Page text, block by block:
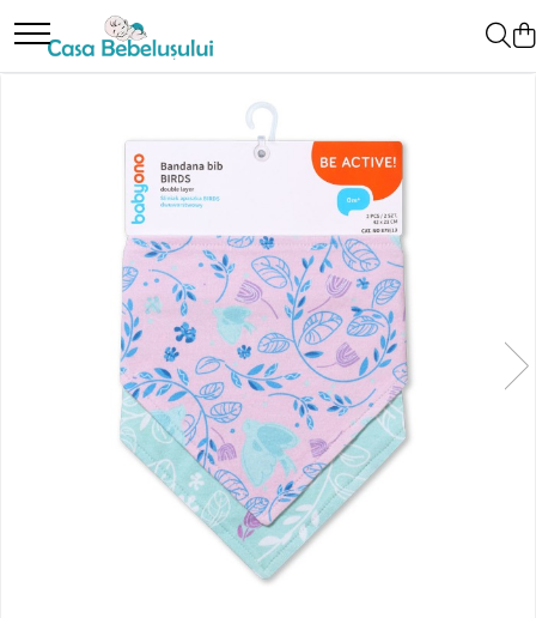
Toate Produsele
Accesorii carucioare
Aparate de sanatate si ingrijire copii
Cantare bebelusi si copii
Termometre copii
Accesorii ingrijire copii
Bureti baie cadita
Cadite 86 cm